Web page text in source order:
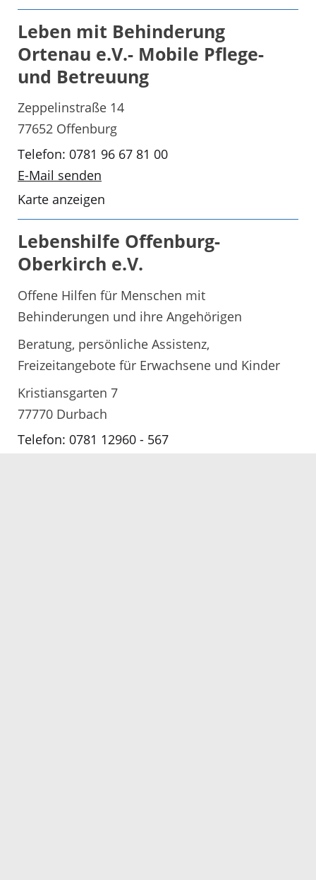
Leben mit Behinderung
Ortenau e.V.- Mobile Pflege-
und Betreuung
Zeppelinstraße 14
77652 Offenburg
Telefon: 0781 96 67 81 00
E-Mail senden
Karte anzeigen
Lebenshilfe Offenburg-
Oberkirch e.V.
Offene Hilfen für Menschen mit
Behinderungen und ihre Angehörigen
Beratung, persönliche Assistenz,
Freizeitangebote für Erwachsene und Kinder
Kristiansgarten 7
77770 Durbach
Telefon: 0781 12960 - 567